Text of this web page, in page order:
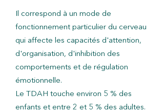
Il correspond à un mode de
fonctionnement particulier du cerveau
qui affecte les capacités d'attention,
d'organisation, d'inhibition des
comportements et de régulation
émotionnelle.
Le TDAH touche environ 5 % des
enfants et entre 2 et 5 % des adultes.